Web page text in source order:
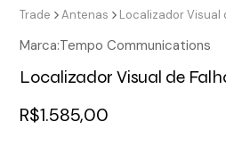
Trade Antenas
Marca:Tempo Communications
Localizador Visual de
R$1.585,00